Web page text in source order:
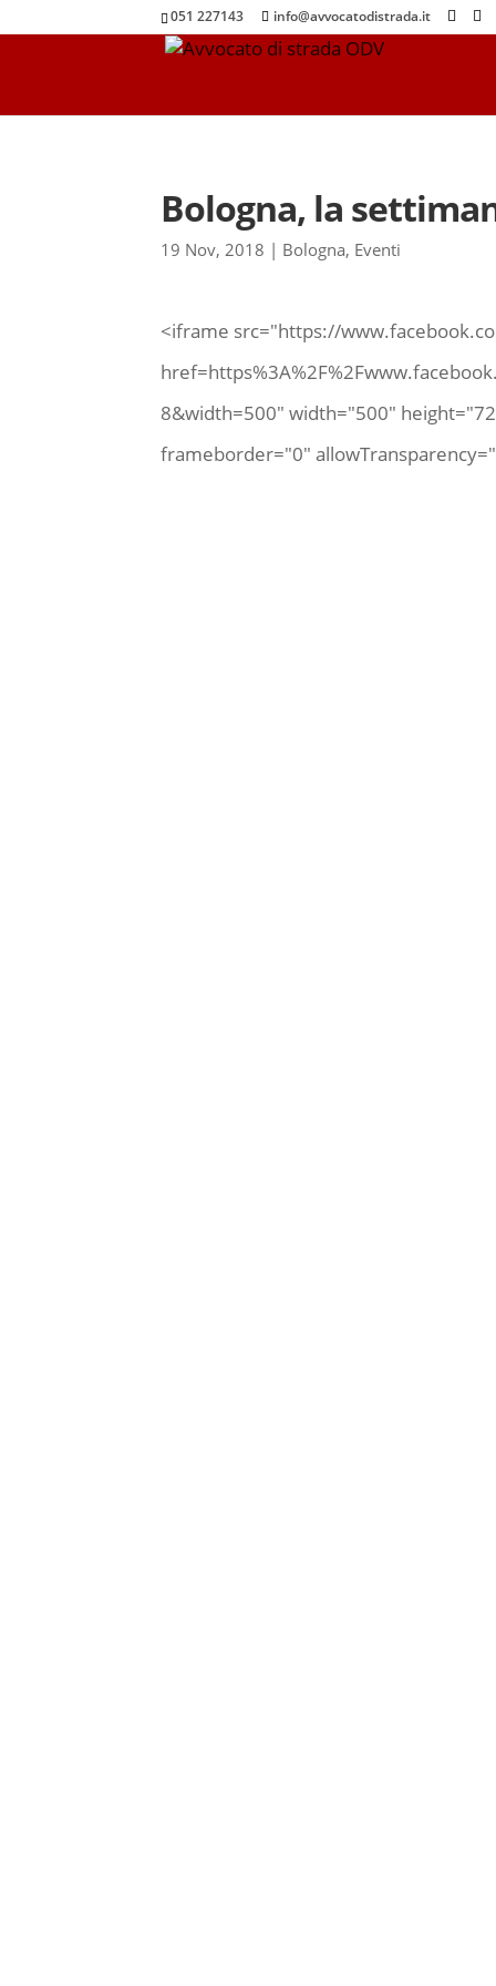
051 227143 info@avvocatodistrada.it
Bologna, la
19 Nov, 2018 | Bologna, Eventi
<iframe src="https://
8&width=500" width="500"
frameborder="0"